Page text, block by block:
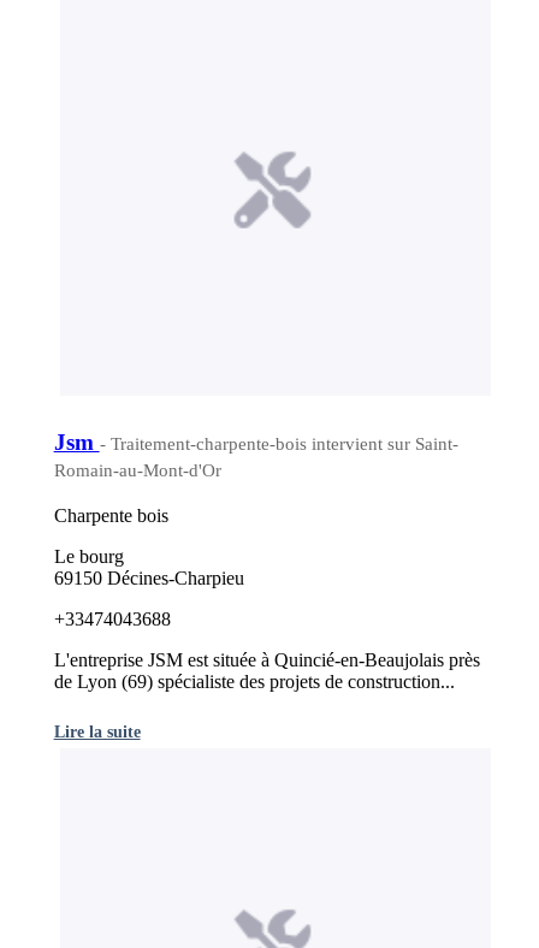
Jsm - Traitement-charpente-bois intervient sur Saint-
Romain-au-Mont-d'Or
Charpente bois
Le bourg
69150 Décines-Charpieu
+33474043688
L'entreprise JSM est située à Quincié-en-Beaujolais près
de Lyon (69) spécialiste des projets de construction...
Lire la suite